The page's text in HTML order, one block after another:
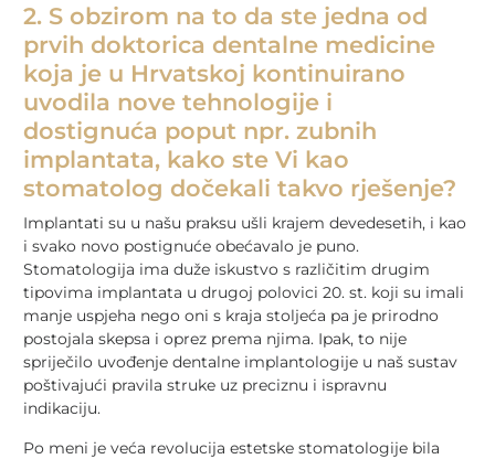
2. S obzirom na to da ste jedna od
prvih doktorica dentalne medicine
koja je u Hrvatskoj kontinuirano
uvodila nove tehnologije i
dostignuća poput npr. zubnih
implantata, kako ste Vi kao
stomatolog dočekali takvo rješenje?
Implantati su u našu praksu ušli krajem devedesetih, i kao
i svako novo postignuće obećavalo je puno.
Stomatologija ima duže iskustvo s različitim drugim
tipovima implantata u drugoj polovici 20. st. koji su imali
manje uspjeha nego oni s kraja stoljeća pa je prirodno
postojala skepsa i oprez prema njima. Ipak, to nije
spriječilo uvođenje dentalne implantologije u naš sustav
poštivajući pravila struke uz preciznu i ispravnu
indikaciju.
Po meni je veća revolucija estetske stomatologije bila